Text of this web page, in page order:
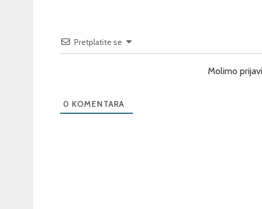
Pretplatite se
Molimo
0 KOMENTARA